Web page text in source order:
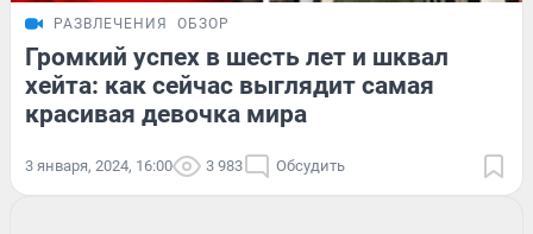
РАЗВЛЕЧЕНИЯ ОБЗОР
Громкий успех в шесть лет и шквал
хейта: как сейчас выглядит самая
красивая девочка мира
3 января, 2024, 16:00 3 983 Обсудить